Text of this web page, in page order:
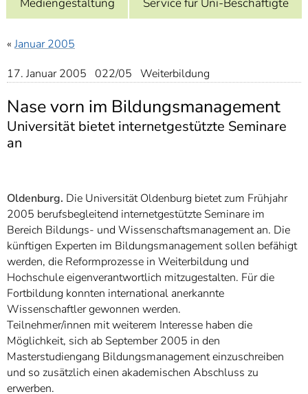
7]
Informationen zur
« Januar 2005
17. Januar 2005 022/05 Weiterbildung
Nase vorn im Bildungsmanagement
Universität bietet internetgestützte Seminare
an
Oldenburg. Die Universität Oldenburg bietet zum Frühjahr
2005 berufsbegleitend internetgestützte Seminare im
Bereich Bildungs- und Wissenschaftsmanagement an. Die
künftigen Experten im Bildungsmanagement sollen befähigt
werden, die Reformprozesse in Weiterbildung und
Hochschule eigenverantwortlich mitzugestalten. Für die
Fortbildung konnten international anerkannte
Wissenschaftler gewonnen werden.
Teilnehmer/innen mit weiterem Interesse haben die
Möglichkeit, sich ab September 2005 in den
Masterstudiengang Bildungsmanagement einzuschreiben
und so zusätzlich einen akademischen Abschluss zu
erwerben.